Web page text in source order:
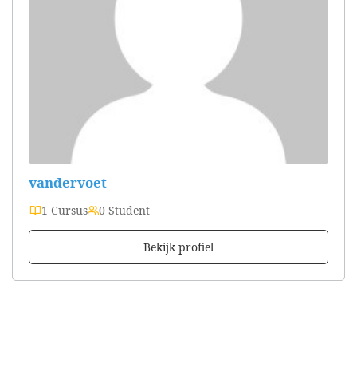
vandervoet
1 Cursus 0 Student
Bekijk profiel